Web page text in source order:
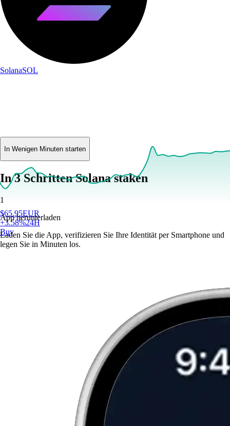
SolanaSOL
$65.95EUR
+3.58%24H
Buy
In Wenigen Minuten starten
In 3 Schritten Solana staken
1
App herunterladen
Laden Sie die App, verifizieren Sie Ihre Identität per Smartphone und
legen Sie in Minuten los.